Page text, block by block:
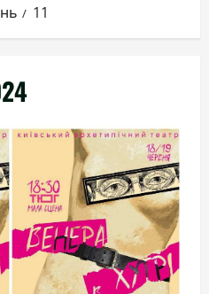
11